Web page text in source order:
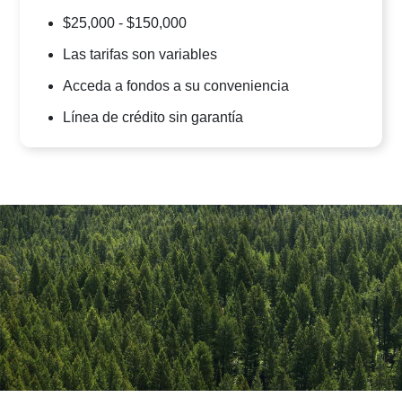
$25,000 - $150,000
Las tarifas son variables
Acceda a fondos a su conveniencia
Línea de crédito sin garantía